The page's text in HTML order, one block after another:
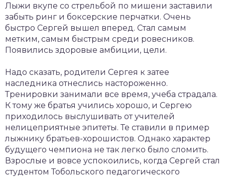
Лыжи вкупе со стрельбой по мишени заставили
забыть ринг и боксерские перчатки. Очень
быстро Сергей вышел вперед. Стал самым
метким, самым быстрым среди ровесников.
Появились здоровые амбиции, цели.
Надо сказать, родители Сергея к затее
наследника отнеслись настороженно.
Тренировки занимали все время, учеба страдала.
К тому же братья учились хорошо, и Сергею
приходилось выслушивать от учителей
нелицеприятные эпитеты. Те ставили в пример
лыжнику братьев-хорошистов. Однако характер
будущего чемпиона не так легко было сломить.
Взрослые и вовсе успокоились, когда Сергей стал
студентом Тобольского педагогического